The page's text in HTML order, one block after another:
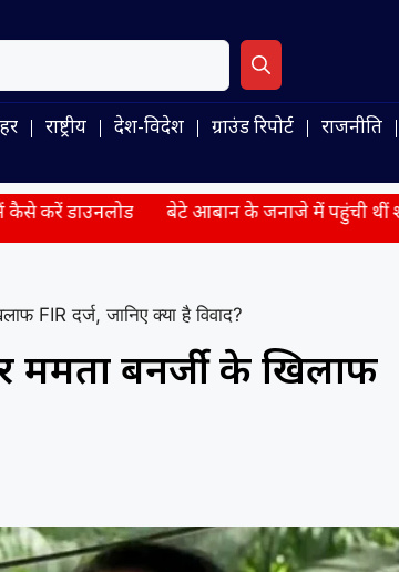
राष्ट्रीय देश-विदेश ग्राउंड रिपोर्ट राजनीति
बेटे आबान के जनाजे में पहुंची थीं शाइस्ता? पुलिस
FIR दर्ज, जानिए क्या है विवाद?
ममता बनर्जी के खिलाफ